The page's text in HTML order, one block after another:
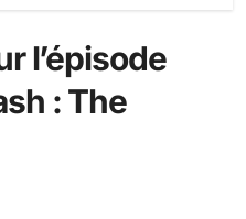
l’épisode
: The